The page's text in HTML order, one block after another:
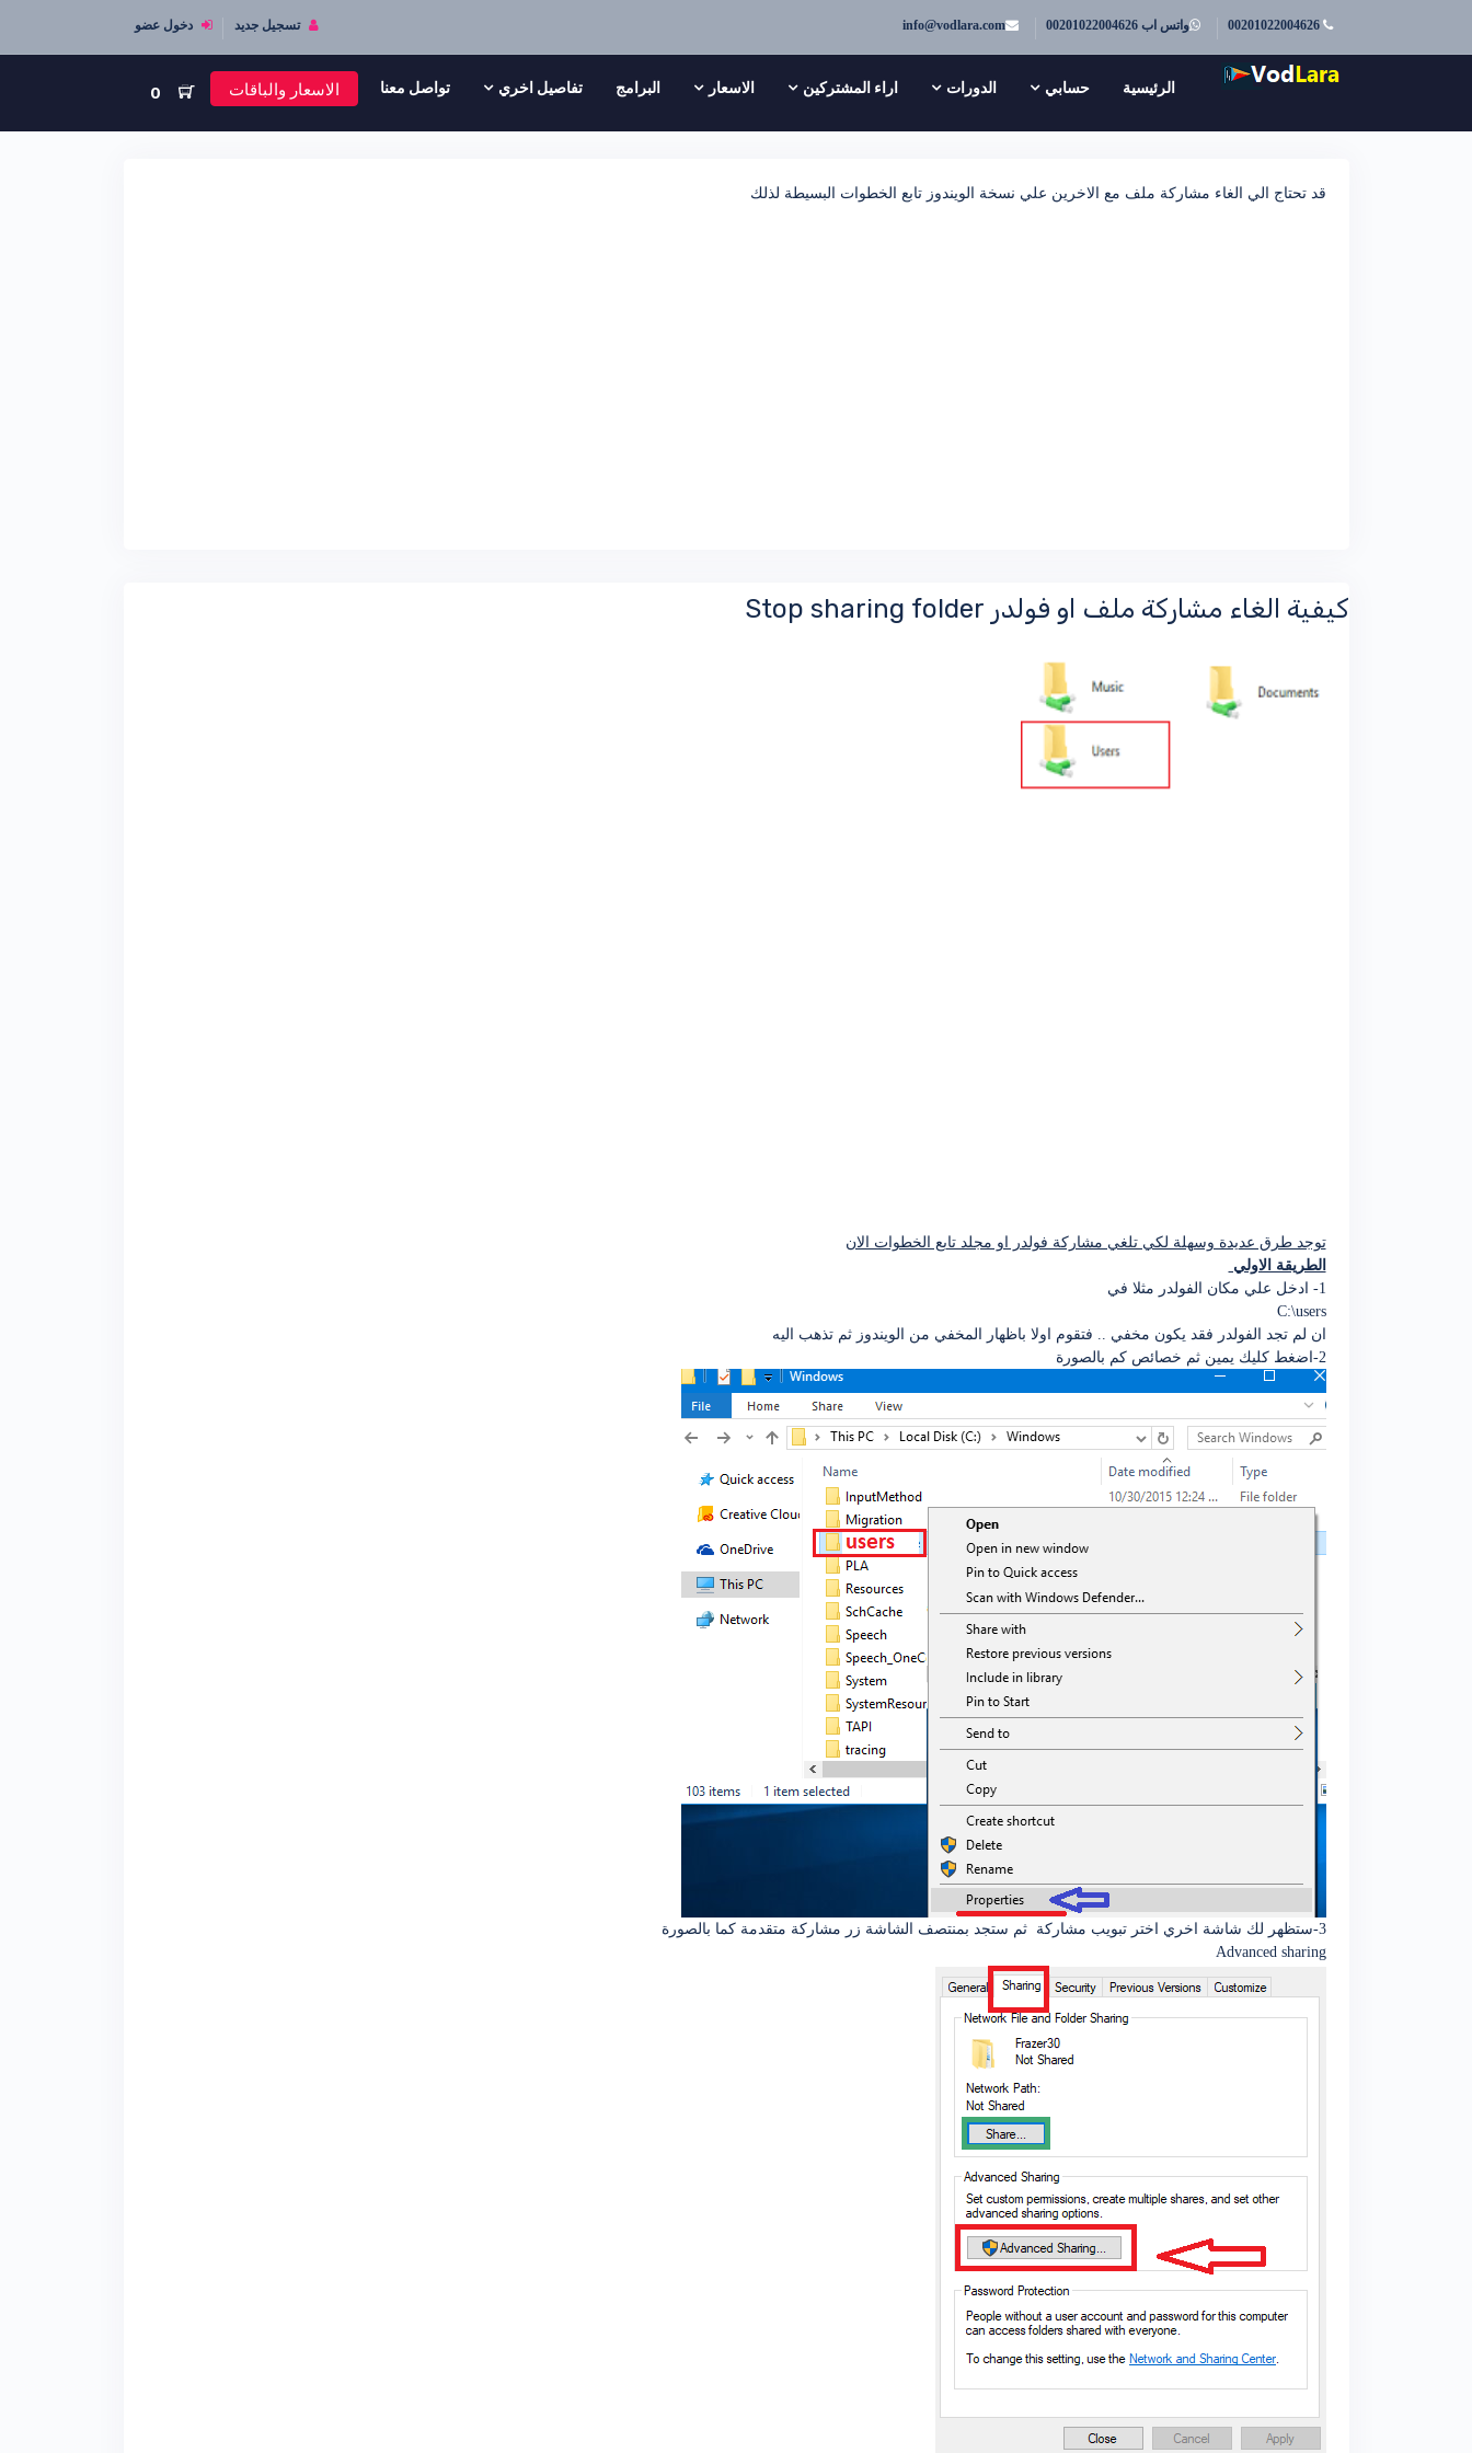
00201022004626 واتس اب 00201022004626 info@vodlara.com تسجيل جديد دخول عضو
الاسعار والباقات 0 الرئيسية حسابي الدورات اراء المشتركين الاسعار البرامج تفاصيل اخري تواصل معنا
قد تحتاج الي الغاء مشاركة ملف مع الاخرين علي نسخة الويندوز تابع الخطوات البسيطة لذلك
كيفية الغاء مشاركة ملف او فولدر Stop sharing folder
توجد طرق عديدة وسهلة لكي تلغي مشاركة فولدر او مجلد تابع الخطوات الان
الطريقة الاولي
1- ادخل علي مكان الفولدر مثلا في
C:\users
ان لم تجد الفولدر فقد يكون مخفي .. فتقوم اولا باظهار المخفي من الويندوز ثم تذهب اليه
2-اضغط كليك يمين ثم خصائص كم بالصورة
3-ستظهر لك شاشة اخري اختر تبويب مشاركة ثم ستجد بمنتصف الشاشة زر مشاركة متقدمة كما بالصورة
Advanced sharing